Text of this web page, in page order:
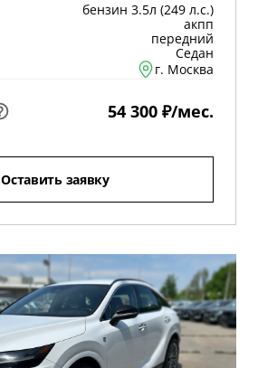
бензин 3.5л (249 л.с.)
акпп
передний
Седан
г. Москва
54 300 ₽/мес.
Оставить заявку